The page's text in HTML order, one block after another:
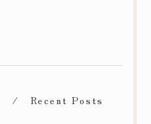
Recent Posts